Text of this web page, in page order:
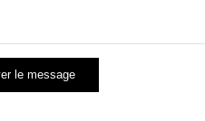
le message